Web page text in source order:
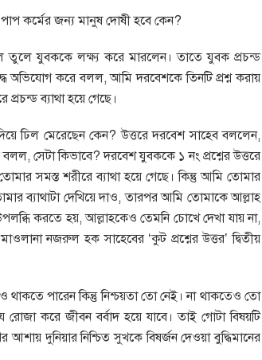
কর্মের জন্য মানুষ দোষী হবে কেন?
তুলে যুবককে লক্ষ্য করে মারলেন। তাতে যুবক প্রচন্ড
অভিযোগ করে বলল, আমি দরবেশকে তিনটি প্রশ্ন করায়
ব্যাথা হয়ে গেছে।
ঢিল মেরেছেন কেন? উত্তরে দরবেশ সাহেব বললেন,
সেটা কিভাবে? দরবেশ যুবককে ১ নং প্রশ্নের উত্তরে
সমস্ত শরীরে ব্যাথা হয়ে গেছে। কিন্তু আমি তোমার
ব্যাথাটা দেখিয়ে দাও, তারপর আমি তোমাকে আল্লাহ
করতে হয়, আল্লাহকেও তেমনি চোখে দেখা যায় না,
নজরুল হক সাহেবের ‘কুট প্রশ্নের উত্তর’ দ্বিতীয়
পারেন কিন্তু নিশ্চয়তা তো নেই। না থাকতেও তো
করে জীবন বর্বাদ হয়ে যাবে। তাই গোটা বিষয়টি
দুনিয়ার নিশ্চিত সুখকে বিষর্জন দেওয়া বুদ্ধিমানের